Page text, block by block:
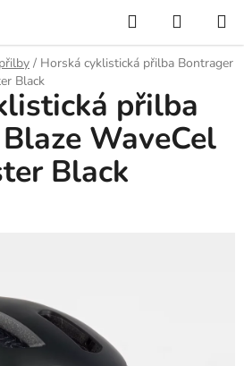
Hledat
KOŠÍK
/ Horská cyklistická přilba Bontrager
Black
přilba
WaveCel
Black